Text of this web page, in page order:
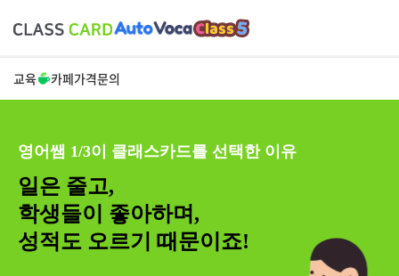
교육 카페가격문의
영어쌤 1/3이 클래스카드를 선택한 이유
일은 줄고,
학생들이 좋아하며,
성적도 오르기 때문이죠!